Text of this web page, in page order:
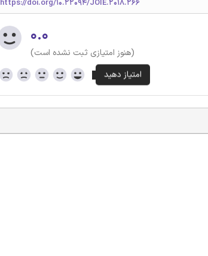
https://doi.org/10.22094/JOIE.2018.266
۰.۰
(هنوز امتیازی ثبت نشده است)